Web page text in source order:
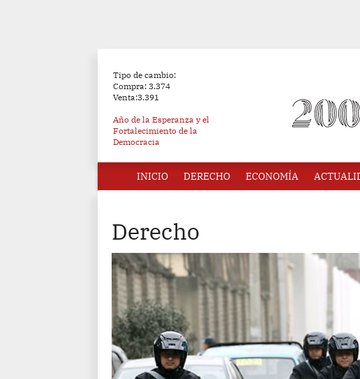
Tipo de cambio:
Compra: 3.374
Venta:3.391
Año de la Esperanza y el
Fortalecimiento de la
Democracia
INICIO DERECHO ECONOMÍA
Derecho